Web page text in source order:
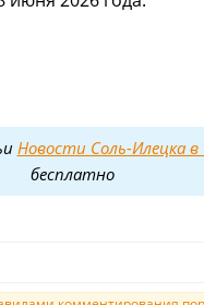
Новости Соль-Илецка в
бесплатно